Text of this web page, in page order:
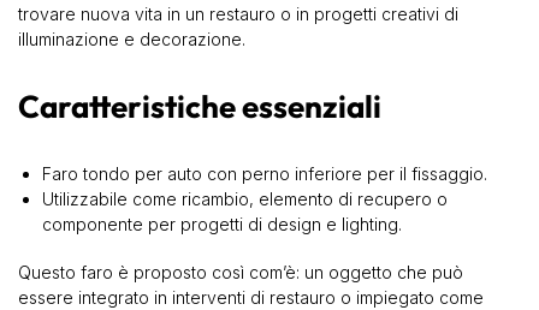
trovare nuova vita in un restauro o in progetti creativi di
illuminazione e decorazione.
Caratteristiche essenziali
Faro tondo per auto con perno inferiore per il fissaggio.
Utilizzabile come ricambio, elemento di recupero o
componente per progetti di design e lighting.
Questo faro è proposto così com’è: un oggetto che può
essere integrato in interventi di restauro o impiegato come